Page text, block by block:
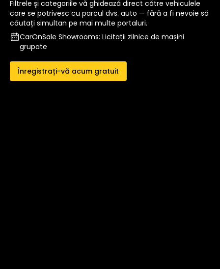
Filtrele și categoriile vă ghidează direct către vehiculele
care se potrivesc cu parcul dvs. auto — fără a fi nevoie să
căutați simultan pe mai multe portaluri.
CarOnSale Showrooms: Licitații zilnice de mașini
grupate
Înregistrați-vă acum gratuit